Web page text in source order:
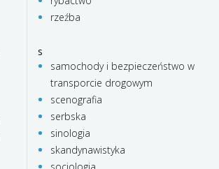
rzeźba
s
samochody i bezpieczeństwo w
transporcie drogowym
scenografia
serbska
sinologia
skandynawistyka